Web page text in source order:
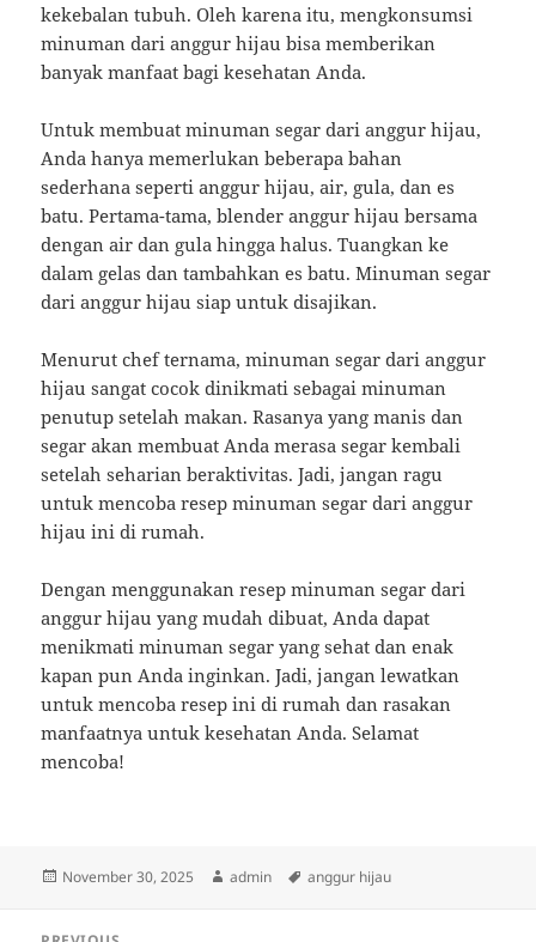
kekebalan tubuh. Oleh karena itu, mengkonsumsi
minuman dari anggur hijau bisa memberikan
banyak manfaat bagi kesehatan Anda.
Untuk membuat minuman segar dari anggur hijau,
Anda hanya memerlukan beberapa bahan
sederhana seperti anggur hijau, air, gula, dan es
batu. Pertama-tama, blender anggur hijau bersama
dengan air dan gula hingga halus. Tuangkan ke
dalam gelas dan tambahkan es batu. Minuman segar
dari anggur hijau siap untuk disajikan.
Menurut chef ternama, minuman segar dari anggur
hijau sangat cocok dinikmati sebagai minuman
penutup setelah makan. Rasanya yang manis dan
segar akan membuat Anda merasa segar kembali
setelah seharian beraktivitas. Jadi, jangan ragu
untuk mencoba resep minuman segar dari anggur
hijau ini di rumah.
Dengan menggunakan resep minuman segar dari
anggur hijau yang mudah dibuat, Anda dapat
menikmati minuman segar yang sehat dan enak
kapan pun Anda inginkan. Jadi, jangan lewatkan
untuk mencoba resep ini di rumah dan rasakan
manfaatnya untuk kesehatan Anda. Selamat
mencoba!
Posted
November 30, 2025 Author
admin Tags
anggur hijau